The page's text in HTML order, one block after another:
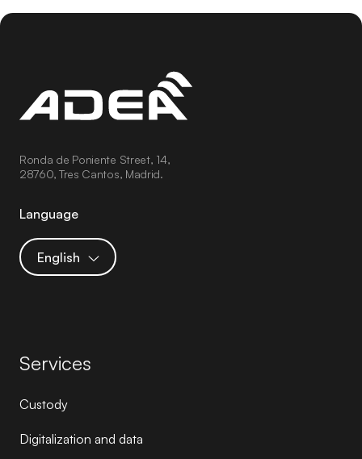
Ronda de Poniente Street, 14,
28760, Tres Cantos, Madrid.
Language
English
Services
Custody
Digitalization and data